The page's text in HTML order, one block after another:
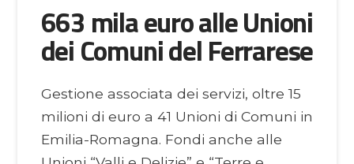
663 mila euro alle Unioni
dei Comuni del Ferrarese
Gestione associata dei servizi, oltre 15
milioni di euro a 41 Unioni di Comuni in
Emilia-Romagna. Fondi anche alle